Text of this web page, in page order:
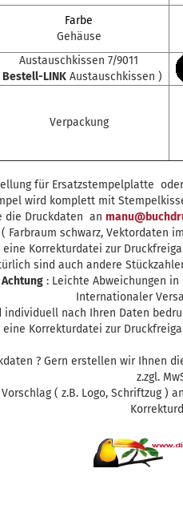
Farbe
Gehäuse
Austauschkissen 7/9011
Bestell-LINK Austauschkissen )
Verpackung
für Ersatzstempelplatte
wird komplett mit
die Druckdaten an
Farbraum schwarz, Vektordaten
Korrekturdatei zur
sind auch andere
Achtung : Leichte Abweichungen
Internationaler
individuell nach Ihren Daten
Korrekturdatei zur
? Gern erstellen wir Ihnen
z.zgl.
( z.B. Logo, Schriftzug ) an